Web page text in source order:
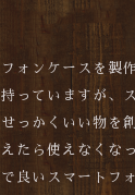
ォンケースを製
っていますが、
っかくいい物を
たら使えなくな
良いスマートフ